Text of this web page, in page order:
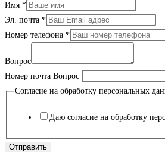
Имя *
Эл. почта *
Номер телефона *
Вопрос
Номер почта Вопрос
Согласие на обработку персональных
Даю согласие на обработку
Отправить